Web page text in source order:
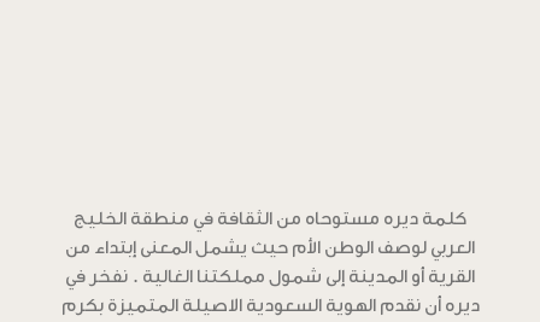
كلمة ديره مستوحاه من الثقافة في منطقة الخليج
العربي لوصف الوطن الأم حيث يشمل المعنى إبتداء من
القرية أو المدينة إلى شمول مملكتنا الغالية . نفخر في
ديره أن نقدم الهوية السعودية الاصيلة المتميزة بكرم